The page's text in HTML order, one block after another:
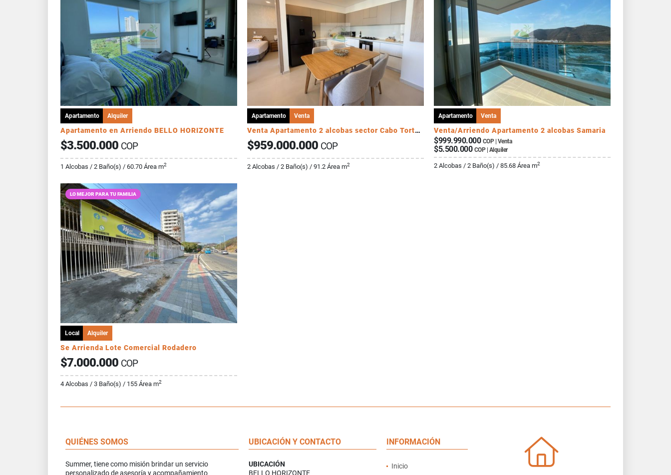
Apartamento Alquiler
Apartamento en Arriendo BELLO HORIZONTE
$3.500.000 COP
1 Alcobas / 2 Baño(s) / 60.70 Área m2
Apartamento Venta
Venta Apartamento 2 alcobas sector Cabo Tortuga
$959.000.000 COP
2 Alcobas / 2 Baño(s) / 91.2 Área m2
Apartamento Venta
Venta/Arriendo Apartamento 2 alcobas Samaria
$999.990.000 COP | Venta
$5.500.000 COP | Alquiler
2 Alcobas / 2 Baño(s) / 85.68 Área m2
LO MEJOR PARA TU FAMILIA
Local Alquiler
Se Arrienda Lote Comercial Rodadero
$7.000.000 COP
4 Alcobas / 3 Baño(s) / 155 Área m2
QUIÉNES SOMOS
Summer, tiene como misión brindar un servicio
personalizado de asesoría y acompañamiento
UBICACIÓN Y CONTACTO
UBICACIÓN
BELLO HORIZONTE
INFORMACIÓN
Inicio